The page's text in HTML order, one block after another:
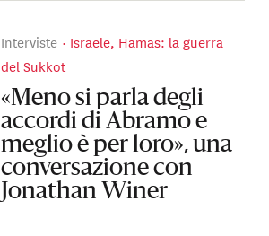
Interviste
Israele, Hamas: la guerra
del Sukkot
«Meno si parla degli
accordi di Abramo e
meglio è per loro», una
conversazione con
Jonathan Winer